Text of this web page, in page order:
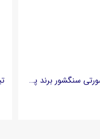
تیشرت اورسایز ساده زنانه صورتی سنگشور برند پگادور PEGADOR - مدل Amanda